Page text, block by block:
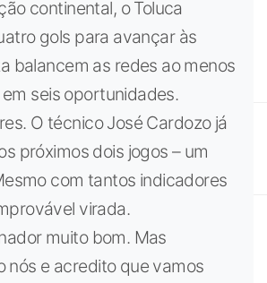
continental, o Toluca
gols para avançar às
balancem as redes ao menos
seis oportunidades.
O técnico José Cardozo já
próximos dois jogos – um
com tantos indicadores
virada.
muito bom. Mas
nós e acredito que vamos